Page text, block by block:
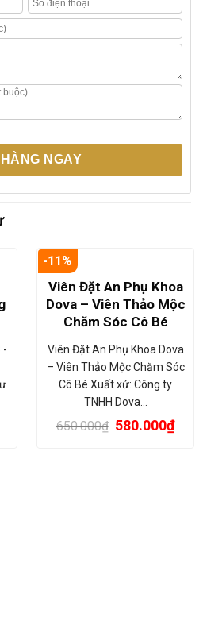
NGAY
-
-11%
Viên Đặt An Phụ Khoa
Dova – Viên Thảo Mộc
Chăm Sóc Cô Bé
Viên Đặt An Phụ Khoa Dova
– Viên Thảo Mộc Chăm Sóc
Cô Bé Xuất xứ: Công ty
TNHH Dova…
650.000₫ 580.000₫